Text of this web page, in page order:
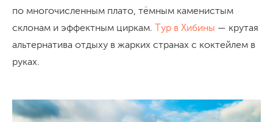
по многочисленным плато, тёмным каменистым
склонам и эффектным циркам. Тур в Хибины — крутая
альтернатива отдыху в жарких странах с коктейлем в
руках.